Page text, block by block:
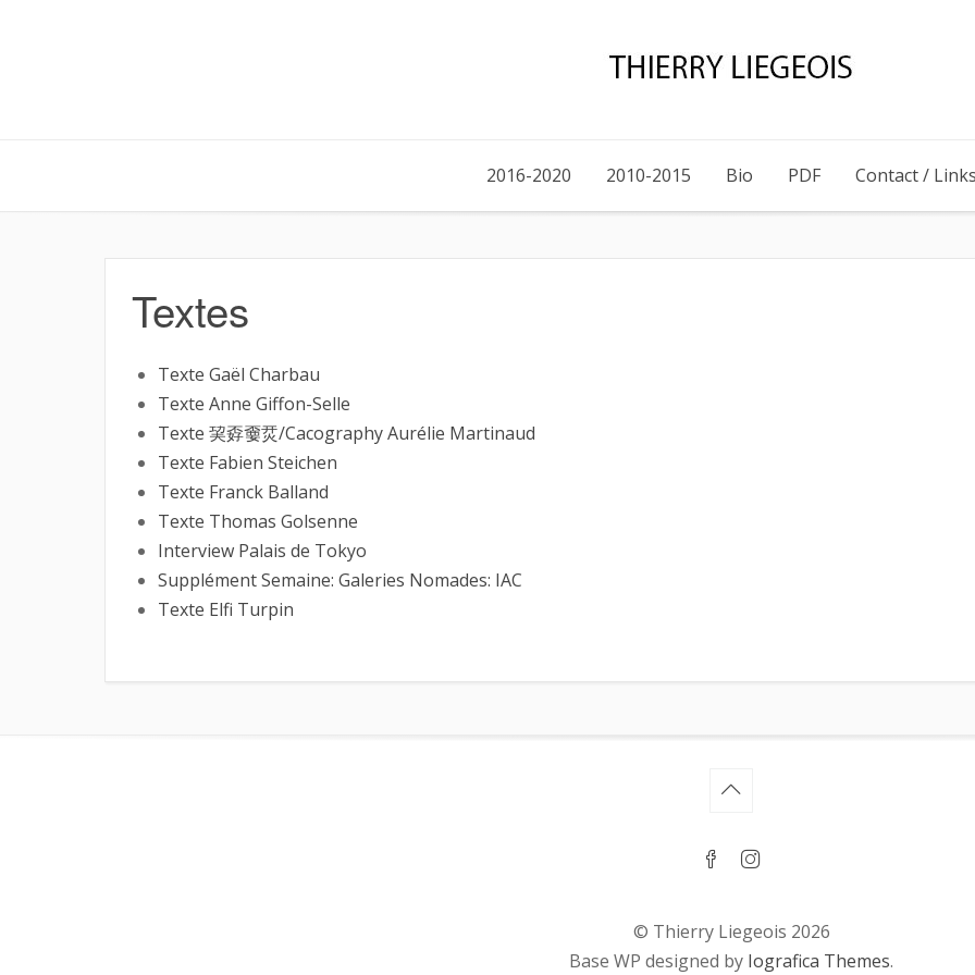
2016-2020 2010-2015 Bio PDF Contact /
Textes
Texte Gaël Charbau
Texte Anne Giffon-Selle
Texte 巭孬嫑烎/Cacography Aurélie Martinaud
Texte Fabien Steichen
Texte Franck Balland
Texte Thomas Golsenne
Interview Palais de Tokyo
Supplément Semaine: Galeries Nomades: IAC
Texte Elfi Turpin
© Thierry Liegeois 2026
Base WP designed by Iografica Themes.